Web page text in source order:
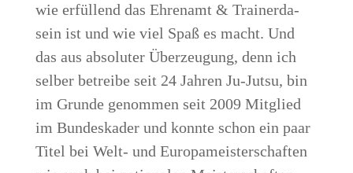
wie erfül­lend das Ehren­amt & Trai­ner­da­
sein ist und wie viel Spaß es macht. Und
das aus abso­lu­ter Über­zeu­gung, denn ich
sel­ber betrei­be seit 24 Jah­ren Ju-Jutsu, bin
im Grun­de genom­men seit 2009 Mit­glied
im Bun­des­ka­der und konn­te schon ein paar
Titel bei Welt- und Euro­pa­meis­ter­schaf­ten